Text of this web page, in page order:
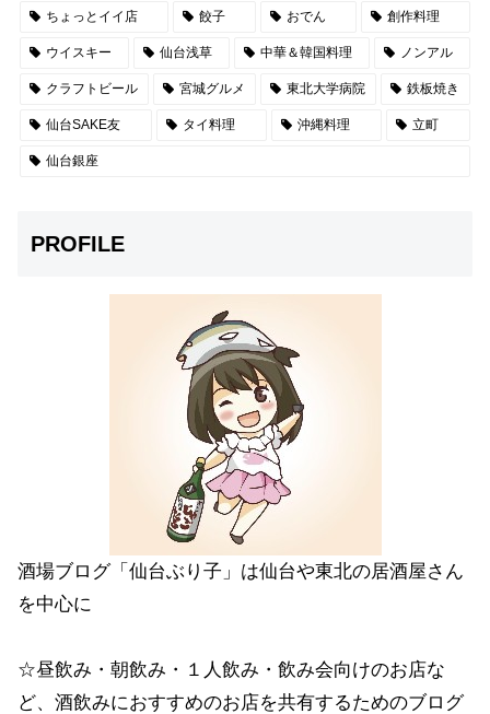
ちょっとイイ店 餃子 おでん 創作料理
ウイスキー 仙台浅草 中華＆韓国料理 ノンアル
クラフトビール 宮城グルメ 東北大学病院 鉄板焼き
仙台SAKE友 タイ料理 沖縄料理 立町
仙台銀座
PROFILE
酒場ブログ「仙台ぶり子」は仙台や東北の居酒屋さん
を中心に
☆昼飲み・朝飲み・１人飲み・飲み会向けのお店な
ど、酒飲みにおすすめのお店を共有するためのブログ